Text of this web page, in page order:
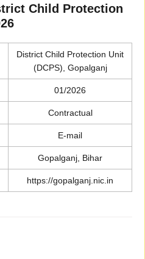
Child Protection
District Child Protection Unit
(DCPS), Gopalganj
01/2026
Contractual
E-mail
Gopalganj, Bihar
https://gopalganj.nic.in